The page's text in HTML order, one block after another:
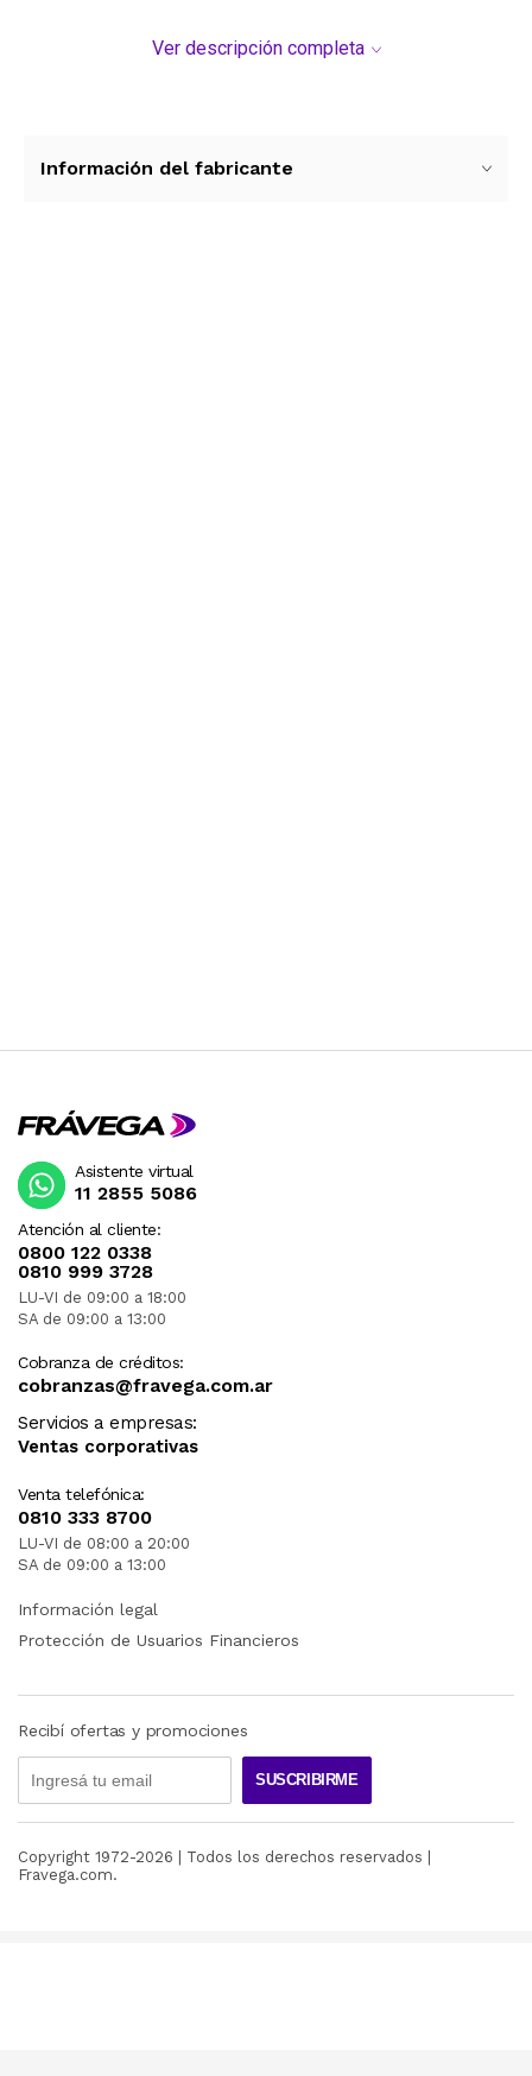
Ver descripción completa
Información del fabricante
Atención al cliente:
0800 122 0338
0810 999 3728
LU-VI de 09:00 a 18:00
SA de 09:00 a 13:00
Cobranza de créditos:
cobranzas@fravega.com.ar
Servicios a empresas:
Ventas corporativas
Venta telefónica:
0810 333 8700
LU-VI de 08:00 a 20:00
SA de 09:00 a 13:00
Asistente virtual
11 2855 5086
Información legal
Protección de Usuarios Financieros
Recibí ofertas y promociones
SUSCRIBIRME
Copyright 1972-2026 | Todos los derechos reservados |
Fravega.com.